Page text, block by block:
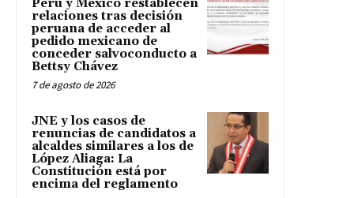
Perú y México restablecen
relaciones tras decisión
peruana de acceder al
pedido mexicano de
conceder salvoconducto a
Bettsy Chávez
7 de agosto de 2026
JNE y los casos de
renuncias de candidatos a
alcaldes similares a los de
López Aliaga: La
Constitución está por
encima del reglamento